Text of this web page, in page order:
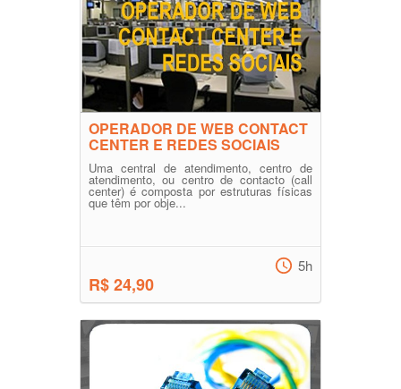
OPERADOR DE WEB CONTACT
CENTER E REDES SOCIAIS
Uma central de atendimento, centro de
atendimento, ou centro de contacto (call
center) é composta por estruturas físicas
que têm por obje...
R$ 24,90
5h